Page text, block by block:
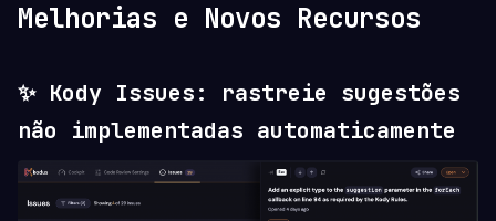
Melhorias e Novos Recursos
✨ Kody Issues: rastreie sugestões
não implementadas automaticamente